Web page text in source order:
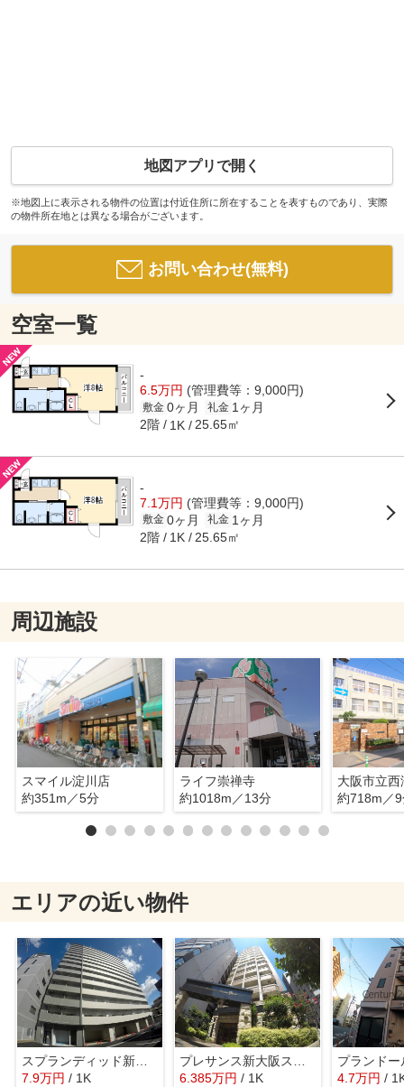
地図アプリで開く
※地図上に表示される物件の位置は付近住所に所在することを表すものであり、実際
の物件所在地とは異なる場合がございます。
お問い合わせ(無料)
空室一覧
-
6.5万円 (管理費等：9,000円)
敷金 0ヶ月 礼金 1ヶ月
2階 1K 25.65㎡
-
7.1万円 (管理費等：9,000円)
敷金 0ヶ月 礼金 1ヶ月
2階 1K 25.65㎡
周辺施設
スマイル淀川店
約351m／5分
ライフ崇禅寺
約1018m／13分
大阪市立
約718m／
エリアの近い物件
スプランディッド新大阪3
7.9万円 / 1K
6.385万円 / 1K
プランドー
4.7万円 /